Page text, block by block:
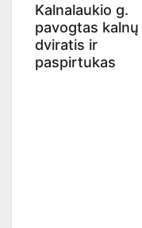
Kalnalaukio g.
pavogtas kalnų
dviratis ir
paspirtukas